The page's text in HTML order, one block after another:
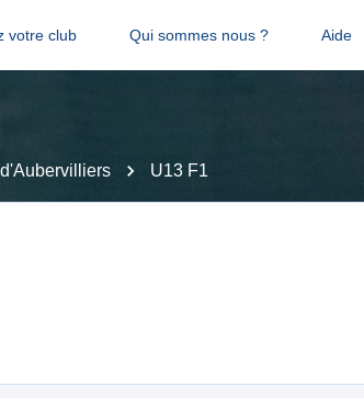
votre club Qui sommes nous ? Aide
U13 F1